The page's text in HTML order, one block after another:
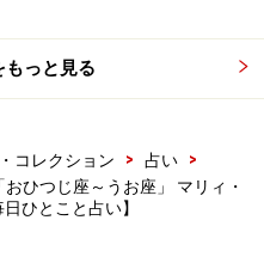
。今日はローンを組むのは
大人のための星占い】
7月23日～8月22日
もっと見る
コレクション > 占い
>
ひつじ座～うお座」 マリィ・
ひとこと占い】